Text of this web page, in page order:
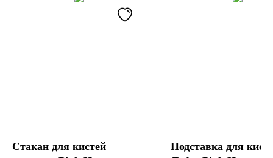
Стакан для кистей
Подставка для